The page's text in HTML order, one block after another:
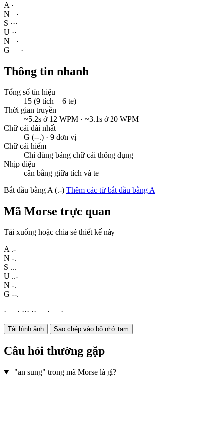
A ·−
N −·
S ···
U ··−
N −·
G −−·
Thông tin nhanh
Tổng số tín hiệu
15 (9 tích + 6 te)
Thời gian truyền
~5.2s ở 12 WPM · ~3.1s ở 20 WPM
Chữ cái dài nhất
G (--.) · 9 đơn vị
Chữ cái hiếm
Chỉ dùng bảng chữ cái thông dụng
Nhịp điệu
cân bằng giữa tích và te
Bắt đầu bằng A (.-) Thêm các từ bắt đầu bằng A
Mã Morse trực quan
Tải xuống hoặc chia sẻ thiết kế này
A .-
N -.
S ...
U ..-
N -.
G --.
·− −· ··· ··− −· −−·
Tải hình ảnh Sao chép vào bộ nhớ tạm
Câu hỏi thường gặp
"an sung" trong mã Morse là gì?